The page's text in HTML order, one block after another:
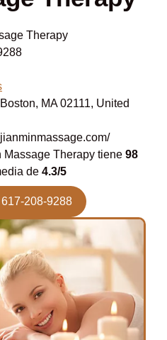
Therapy
MA 02111, United
Massage Therapy tiene 98
de 4.3/5
617-208-9288